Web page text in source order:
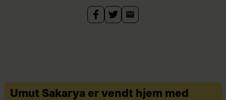
Umut Sakarya er vendt hjem med